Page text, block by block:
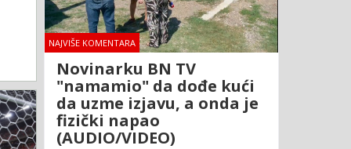
NAJVIŠE KOMENTARA
Novinarku BN TV
"namamio" da dođe kući
da uzme izjavu, a onda je
fizički napao
(AUDIO/VIDEO)